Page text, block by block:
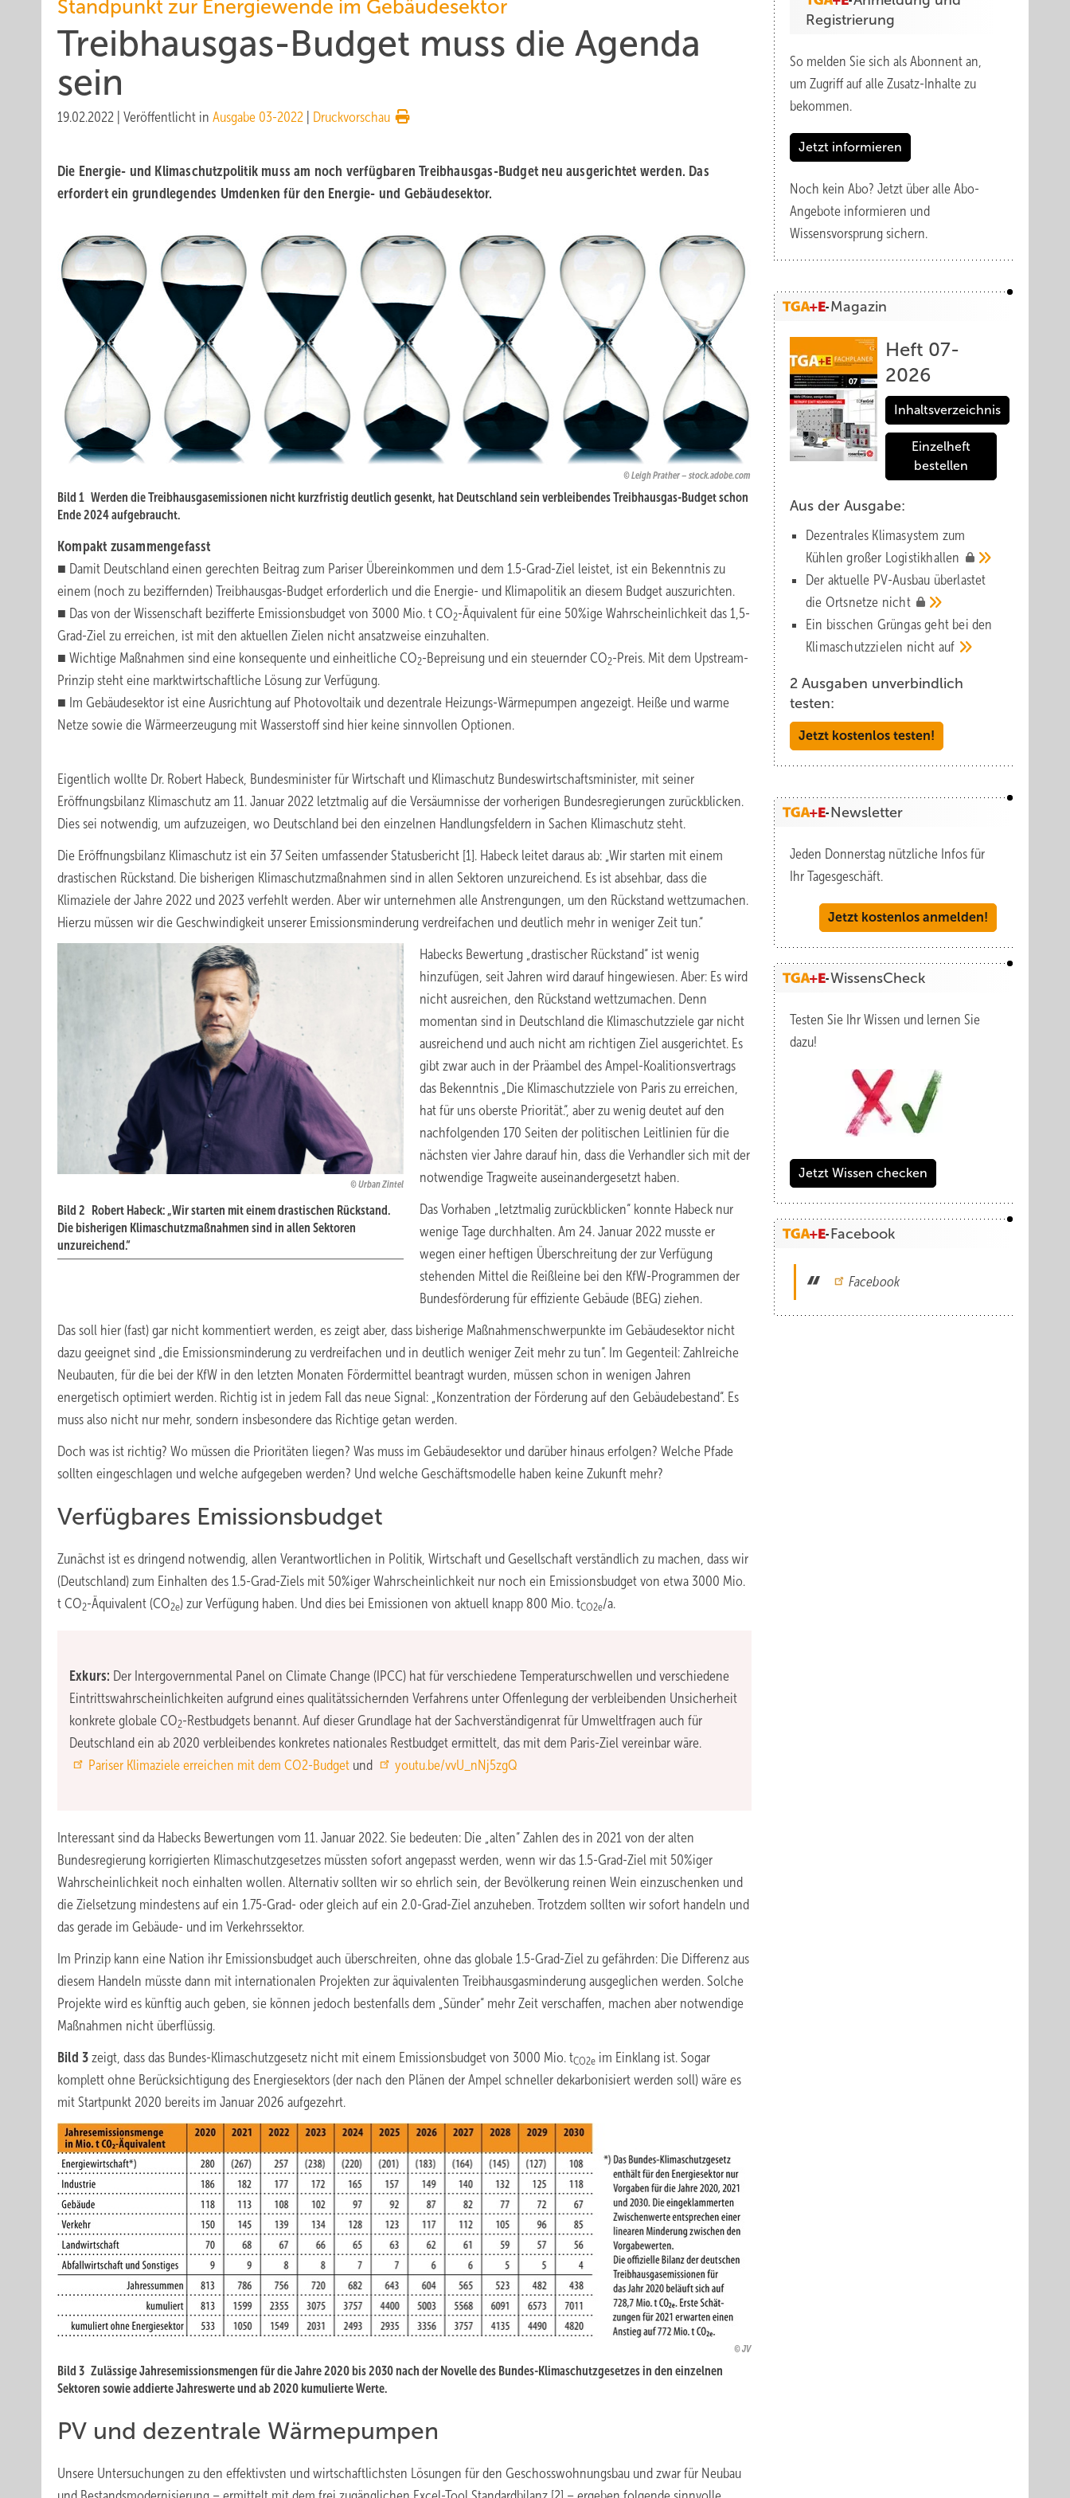
Standpunkt zur Energiewende im Gebäudesektor
Treibhausgas-Budget muss die Agenda
sein
19.02.2022 Veröffentlicht in Ausgabe 03-2022 Druckvorschau
Die Energie- und Klimaschutzpolitik muss am noch verfügbaren Treibhausgas-Budget neu ausgerichtet werden. Das
erfordert ein grundlegendes Umdenken für den Energie- und Gebäudesektor.
Leigh Prather – stock.adobe.com
Bild 1 Werden die Treibhausgasemissionen nicht kurzfristig deutlich gesenkt, hat Deutschland sein verbleibendes Treibhausgas-Budget schon
Ende 2024 aufgebraucht.
Kompakt zusammengefasst
■ Damit Deutschland einen gerechten Beitrag zum Pariser Übereinkommen und dem 1.5-Grad-Ziel leistet, ist ein Bekenntnis zu
einem (noch zu beziffernden) Treibhausgas-Budget erforderlich und die Energie- und Klimapolitik an diesem Budget auszurichten.
■ Das von der Wissenschaft bezifferte Emissionsbudget von 3000 Mio. t CO2-Äquivalent für eine 50%ige Wahrscheinlichkeit das 1,5-
Grad-Ziel zu erreichen, ist mit den aktuellen Zielen nicht ansatzweise einzuhalten.
■ Wichtige Maßnahmen sind eine konsequente und einheitliche CO2-Bepreisung und ein steuernder CO2-Preis. Mit dem Upstream-
Prinzip steht eine marktwirtschaftliche Lösung zur Verfügung.
■ Im Gebäudesektor ist eine Ausrichtung auf Photovoltaik und dezentrale Heizungs-Wärmepumpen angezeigt. Heiße und warme
Netze sowie die Wärmeerzeugung mit Wasserstoff sind hier keine sinnvollen Optionen.
Eigentlich wollte Dr. Robert Habeck, Bundesminister für Wirtschaft und Klimaschutz Bundeswirtschaftsminister, mit seiner
Eröffnungsbilanz Klimaschutz am 11. Januar 2022 letztmalig auf die Versäumnisse der vorherigen Bundesregierungen zurückblicken.
Dies sei notwendig, um aufzuzeigen, wo Deutschland bei den einzelnen Handlungsfeldern in Sachen Klimaschutz steht.
Die Eröffnungsbilanz Klimaschutz ist ein 37 Seiten umfassender Statusbericht [1]. Habeck leitet daraus ab: „Wir starten mit einem
drastischen Rückstand. Die bisherigen Klimaschutzmaßnahmen sind in allen Sektoren unzureichend. Es ist absehbar, dass die
Klimaziele der Jahre 2022 und 2023 verfehlt werden. Aber wir unternehmen alle Anstrengungen, um den Rückstand wettzumachen.
Hierzu müssen wir die Geschwindigkeit unserer Emissionsminderung verdreifachen und deutlich mehr in weniger Zeit tun.“
Urban Zintel
Bild 2 Robert Habeck: „Wir starten mit einem drastischen Rückstand.
Die bisherigen Klimaschutzmaßnahmen sind in allen Sektoren
unzureichend.“
Habecks Bewertung „drastischer Rückstand“ ist wenig
hinzufügen, seit Jahren wird darauf hingewiesen. Aber: Es wird
nicht ausreichen, den Rückstand wettzumachen. Denn
momentan sind in Deutschland die Klimaschutzziele gar nicht
ausreichend und auch nicht am richtigen Ziel ausgerichtet. Es
gibt zwar auch in der Präambel des Ampel-Koalitionsvertrags
das Bekenntnis „Die Klimaschutzziele von Paris zu erreichen,
hat für uns oberste Priorität.“, aber zu wenig deutet auf den
nachfolgenden 170 Seiten der politischen Leitlinien für die
nächsten vier Jahre darauf hin, dass die Verhandler sich mit der
notwendige Tragweite auseinandergesetzt haben.
Das Vorhaben „letztmalig zurückblicken“ konnte Habeck nur
wenige Tage durchhalten. Am 24. Januar 2022 musste er
wegen einer heftigen Überschreitung der zur Verfügung
stehenden Mittel die Reißleine bei den KfW-Programmen der
Bundesförderung für effiziente Gebäude (BEG) ziehen.
Das soll hier (fast) gar nicht kommentiert werden, es zeigt aber, dass bisherige Maßnahmenschwerpunkte im Gebäudesektor nicht
dazu geeignet sind „die Emissionsminderung zu verdreifachen und in deutlich weniger Zeit mehr zu tun“. Im Gegenteil: Zahlreiche
Neubauten, für die bei der KfW in den letzten Monaten Fördermittel beantragt wurden, müssen schon in wenigen Jahren
energetisch optimiert werden. Richtig ist in jedem Fall das neue Signal: „Konzentration der Förderung auf den Gebäudebestand“. Es
muss also nicht nur mehr, sondern insbesondere das Richtige getan werden.
Doch was ist richtig? Wo müssen die Prioritäten liegen? Was muss im Gebäudesektor und darüber hinaus erfolgen? Welche Pfade
sollten eingeschlagen und welche aufgegeben werden? Und welche Geschäftsmodelle haben keine Zukunft mehr?
Verfügbares Emissionsbudget
Zunächst ist es dringend notwendig, allen Verantwortlichen in Politik, Wirtschaft und Gesellschaft verständlich zu machen, dass wir
(Deutschland) zum Einhalten des 1.5-Grad-Ziels mit 50%iger Wahrscheinlichkeit nur noch ein Emissionsbudget von etwa 3000 Mio.
t CO2-Äquivalent (CO2e) zur Verfügung haben. Und dies bei Emissionen von aktuell knapp 800 Mio. tCO2e/a.
Exkurs: Der Intergovernmental Panel on Climate Change (IPCC) hat für verschiedene Temperaturschwellen und verschiedene
Eintrittswahrscheinlichkeiten aufgrund eines qualitätssichernden Verfahrens unter Offenlegung der verbleibenden Unsicherheit
konkrete globale CO2-Restbudgets benannt. Auf dieser Grundlage hat der Sachverständigenrat für Umweltfragen auch für
Deutschland ein ab 2020 verbleibendes konkretes nationales Restbudget ermittelt, das mit dem Paris-Ziel vereinbar wäre.
Pariser Klimaziele erreichen mit dem CO2-Budget und youtu.be/vvU_nNj5zgQ
Interessant sind da Habecks Bewertungen vom 11. Januar 2022. Sie bedeuten: Die „alten“ Zahlen des in 2021 von der alten
Bundesregierung korrigierten Klimaschutzgesetzes müssten sofort angepasst werden, wenn wir das 1.5-Grad-Ziel mit 50%iger
Wahrscheinlichkeit noch einhalten wollen. Alternativ sollten wir so ehrlich sein, der Bevölkerung reinen Wein einzuschenken und
die Zielsetzung mindestens auf ein 1.75-Grad- oder gleich auf ein 2.0-Grad-Ziel anzuheben. Trotzdem sollten wir sofort handeln und
das gerade im Gebäude- und im Verkehrssektor.
Im Prinzip kann eine Nation ihr Emissionsbudget auch überschreiten, ohne das globale 1.5-Grad-Ziel zu gefährden: Die Differenz aus
diesem Handeln müsste dann mit internationalen Projekten zur äquivalenten Treibhausgasminderung ausgeglichen werden. Solche
Projekte wird es künftig auch geben, sie können jedoch bestenfalls dem „Sünder“ mehr Zeit verschaffen, machen aber notwendige
Maßnahmen nicht überflüssig.
Bild 3 zeigt, dass das Bundes-Klimaschutzgesetz nicht mit einem Emissionsbudget von 3000 Mio. tCO2e im Einklang ist. Sogar
komplett ohne Berücksichtigung des Energiesektors (der nach den Plänen der Ampel schneller dekarbonisiert werden soll) wäre es
mit Startpunkt 2020 bereits im Januar 2026 aufgezehrt.
JV
Bild 3 Zulässige Jahresemissionsmengen für die Jahre 2020 bis 2030 nach der Novelle des Bundes-Klimaschutzgesetzes in den einzelnen
Sektoren sowie addierte Jahreswerte und ab 2020 kumulierte Werte.
PV und dezentrale Wärmepumpen
Unsere Untersuchungen zu den effektivsten und wirtschaftlichsten Lösungen für den Geschosswohnungsbau und zwar für Neubau
Registrierung
So melden Sie sich als Abonnent an,
um Zugriff auf alle Zusatz-Inhalte zu
bekommen.
Jetzt informieren
Noch kein Abo? Jetzt über alle Abo-
Angebote informieren und
Wissensvorsprung sichern.
Magazin
Heft 07-
2026
Inhaltsverzeichnis
Einzelheft
bestellen
Aus der Ausgabe:
Dezentrales Klimasystem zum
Kühlen großer Logistik­hallen
Der aktuelle PV-Ausbau über­lastet
die Orts­netze nicht
Ein bisschen Grüngas geht bei den
Klima­schutz­zielen nicht auf
2 Ausgaben unverbindlich
testen:
Jetzt kostenlos testen!
Newsletter
Jeden Donnerstag nützliche Infos für
Ihr Tagesgeschäft.
Jetzt kostenlos anmelden!
WissensCheck
Testen Sie Ihr Wissen und lernen Sie
dazu!
Jetzt Wissen checken
Facebook
Facebook